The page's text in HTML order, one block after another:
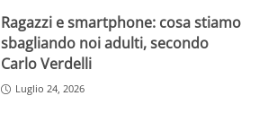
Ragazzi e smartphone: cosa stiamo
sbagliando noi adulti, secondo
Carlo Verdelli
Luglio 24, 2026